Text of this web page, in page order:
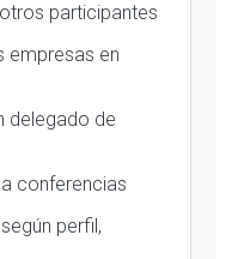
participantes
empresas en
delegado de
conferencias
perfil,